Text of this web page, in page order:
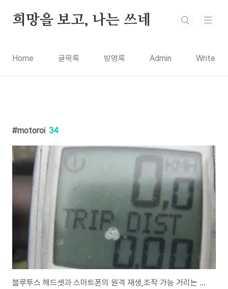
희망을 보고, 나는 쓰네
Home 글목록 방명록 Admin Write
motoroi 34
블루투스 헤드셋과 스마트폰의 원격 재생,조작 가능 거리는 최대 얼마나 될까?